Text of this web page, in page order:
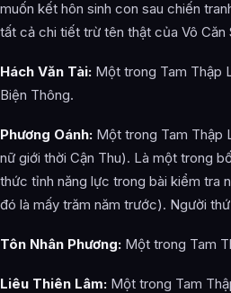
muốn kết hôn sinh con sau chiến
tất cả chi tiết trừ tên thật của Vô Căn
Hách Văn Tài: Một trong Tam Thập
Biện Thông.
Phương Oánh: Một trong Tam Thập
nữ giới thời Cận Thu). Là một trong
thức tỉnh năng lực trong bài kiểm tra
đó là mấy trăm năm trước). Người
Tôn Nhân Phương: Một trong Tam
Liêu Thiên Lâm: Một trong Tam